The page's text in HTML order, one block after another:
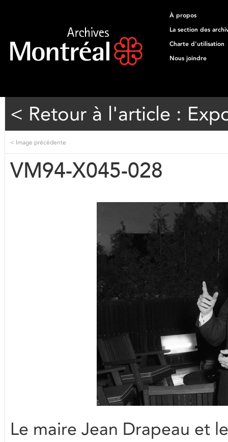
À propos
La section des
Charte d'utilisation
Nous joindre
< Retour à l'article :
< Image précédente
VM94-X045-028
Le maire Jean Drapeau et